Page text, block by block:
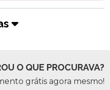
O QUE PROCURAVA?
grátis agora mesmo!